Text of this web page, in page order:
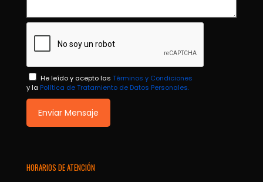
He leído y acepto las Términos y Condiciones
y la Política de Tratamiento de Datos Personales.
HORARIOS DE ATENCIÓN